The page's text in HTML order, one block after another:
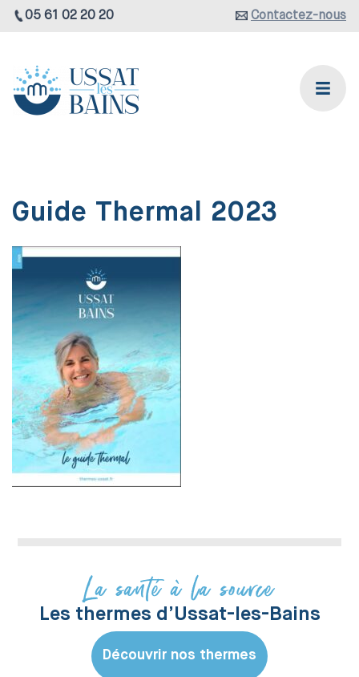
05 61 02 20 20 Contactez-nous
Guide Thermal 2023
La santé à la source
Les thermes d’Ussat-les-Bains
Découvrir nos thermes